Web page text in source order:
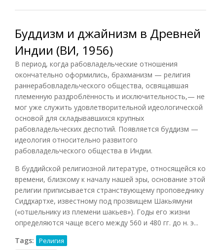
Буддизм и джайнизм в Древней
Индии (ВИ, 1956)
В период, когда рабовладельческие отношения
окончательно оформились, брахманизм — религия
раннерабовладельческого общества, освящавшая
племенную раздроблённость и исключительность,— не
мог уже служить удовлетворительной идеологической
основой для складывавшихся крупных
рабовладельческих деспотий. Появляется буддизм —
идеология относительно развитого
рабовладельческого общества в Индии.
В буддийской религиозной литературе, относящейся ко
времени, близкому к началу нашей эры, основание этой
религии приписывается странствующему проповеднику
Сиддхартхе, известному под прозвищем Шакьямуни
(«отшельнику из племени шакьев»). Годы его жизни
определяются чаще всего между 560 и 480 гг. до н. э...
Tags:
Религия